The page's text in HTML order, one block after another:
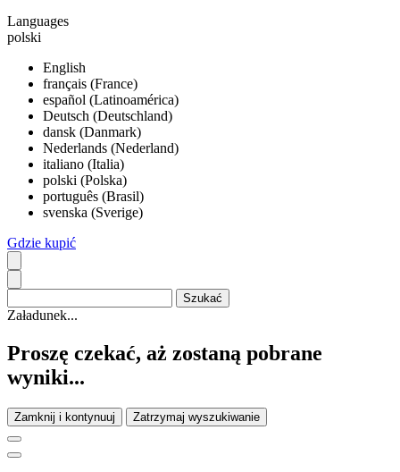
Languages
polski
English
français (France)
español (Latinoamérica)
Deutsch (Deutschland)
dansk (Danmark)
Nederlands (Nederland)
italiano (Italia)
polski (Polska)
português (Brasil)
svenska (Sverige)
Gdzie kupić
Załadunek...
Proszę czekać, aż zostaną pobrane
wyniki...
Zamknij i kontynuuj Zatrzymaj wyszukiwanie